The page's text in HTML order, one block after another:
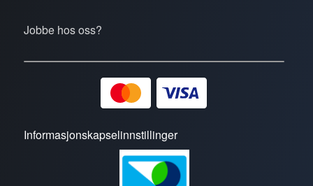
Jobbe hos oss?
Informasjonskapselinnstillinger